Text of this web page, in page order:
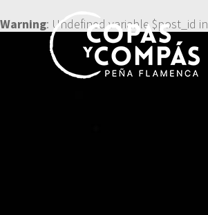
Warning: Undefined variable $post_id in